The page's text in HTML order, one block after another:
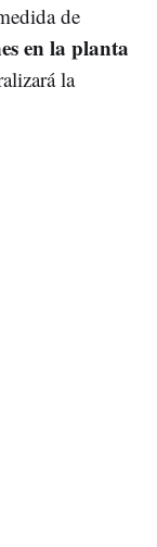
de
en la planta
la